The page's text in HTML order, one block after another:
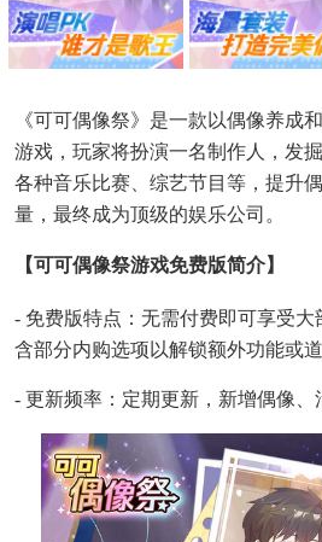
《可可偶像祭》是一款以偶像养成
游戏，玩家将扮演一名制作人，发
各种音乐比赛、综艺节目等，提升
量，最终成为顶级的娱乐公司。
【可可偶像祭游戏免费版简介】
- 免费版特点：无需付费即可享受
含部分内购选项以解锁额外功能或道
- 更新频率：定期更新，新增偶像、